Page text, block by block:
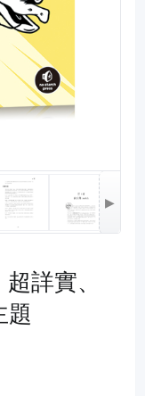
▶
詳實、
題